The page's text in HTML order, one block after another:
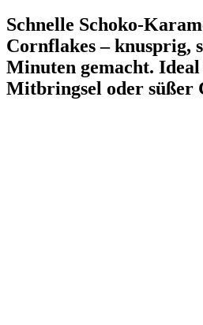
Schnelle Schoko-
Cornflakes – knusprig,
Minuten gemacht. Ideal
Mitbringsel oder süßer